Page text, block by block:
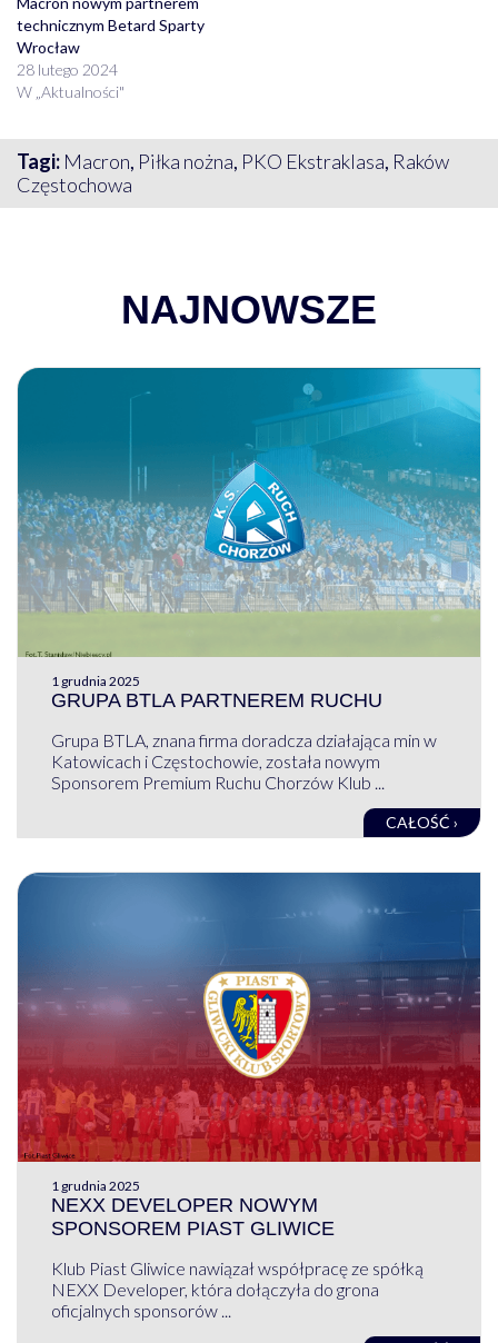
technicznym Betard Sparty
Wrocław
28 lutego 2024
W „Aktualności"
Tagi: Macron, Piłka nożna, PKO Ekstraklasa, Raków
Częstochowa
NAJNOWSZE
1 grudnia 2025
GRUPA BTLA PARTNEREM RUCHU
Grupa BTLA, znana firma doradcza działająca min w
Katowicach i Częstochowie, została nowym
Sponsorem Premium Ruchu Chorzów Klub ...
CAŁOŚĆ ›
1 grudnia 2025
NEXX DEVELOPER NOWYM
SPONSOREM PIAST GLIWICE
Klub Piast Gliwice nawiązał współpracę ze spółką
NEXX Developer, która dołączyła do grona
oficjalnych sponsorów ...